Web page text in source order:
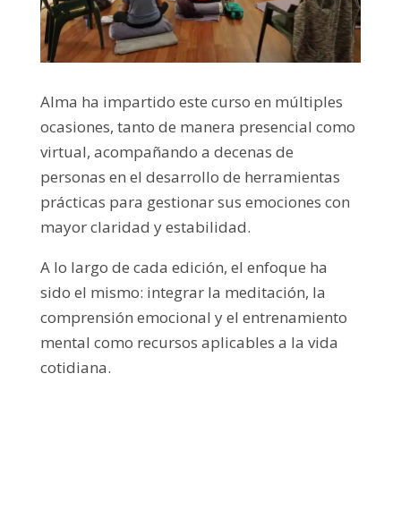
Alma ha impartido este curso en múltiples
ocasiones, tanto de manera presencial como
virtual, acompañando a decenas de
personas en el desarrollo de herramientas
prácticas para gestionar sus emociones con
mayor claridad y estabilidad.
A lo largo de cada edición, el enfoque ha
sido el mismo: integrar la meditación, la
comprensión emocional y el entrenamiento
mental como recursos aplicables a la vida
cotidiana.